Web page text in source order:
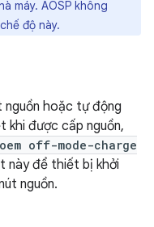
máy. AOSP không
độ này.
hoặc tự động
khi được cấp nguồn,
off-mode-charge
này để thiết bị khởi
nguồn.